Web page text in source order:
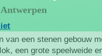
van een stenen gebouw
een grote speelweide